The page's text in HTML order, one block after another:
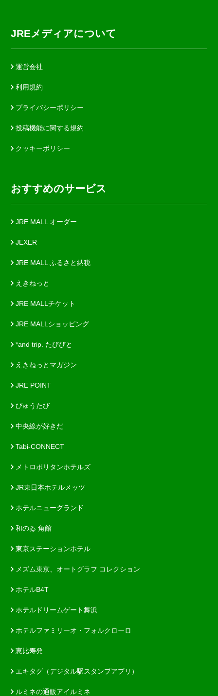
JREメディアについて
運営会社
利用規約
プライバシーポリシー
投稿機能に関する規約
クッキーポリシー
おすすめのサービス
JRE MALL オーダー
JEXER
JRE MALL ふるさと納税
えきねっと
JRE MALLチケット
JRE MALLショッピング
*and trip. たびびと
えきねっとマガジン
JRE POINT
びゅうたび
中央線が好きだ
Tabi-CONNECT
メトロポリタンホテルズ
JR東日本ホテルメッツ
ホテルニューグランド
和のゐ 角館
東京ステーションホテル
メズム東京、オートグラフ コレクション
ホテルB4T
ホテルドリームゲート舞浜
ホテルファミリーオ・フォルクローロ
恵比寿発
エキタグ（デジタル駅スタンプアプリ）
ルミネの通販アイルミネ